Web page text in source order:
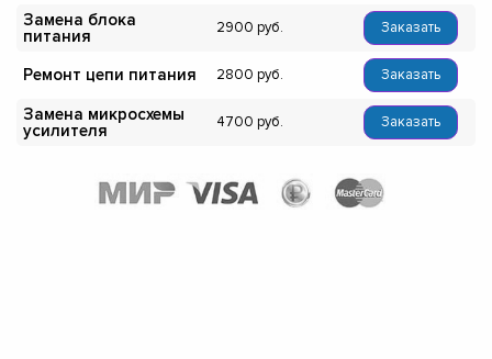
Замена блока
питания
2900 Заказать
Ремонт цепи питания 2800 Заказать
Замена микросхемы
усилителя
4700 Заказать